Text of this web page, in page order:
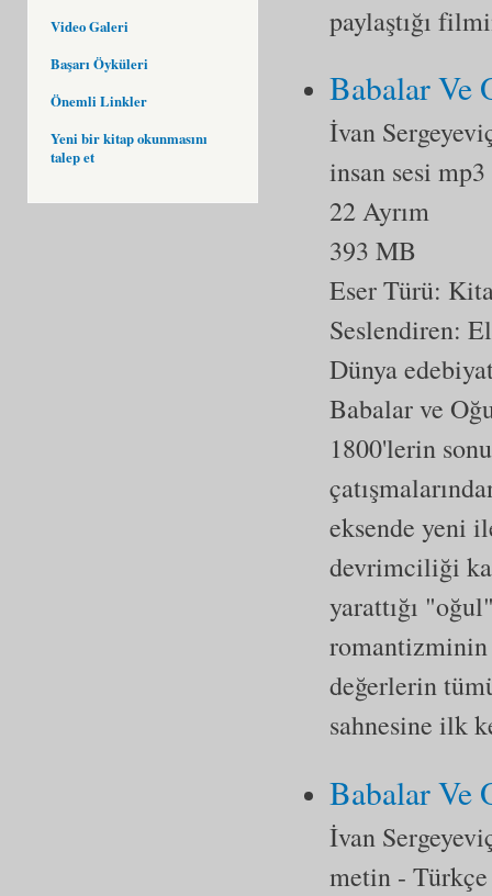
Video Galeri
Başarı Öyküleri
Önemli Linkler
Yeni bir kitap okunmasını
talep et
paylaştığı
Babalar Ve
İvan
insan sesi mp3
22 Ayrım
393 MB
Eser Türü:
Seslendiren:
Dünya
Babalar ve
1800'lerin
eksende yeni
devrimciliği
yarattığı
romantizminin
değerlerin
sahnesine ilk
Babalar Ve
İvan
metin - Türkçe